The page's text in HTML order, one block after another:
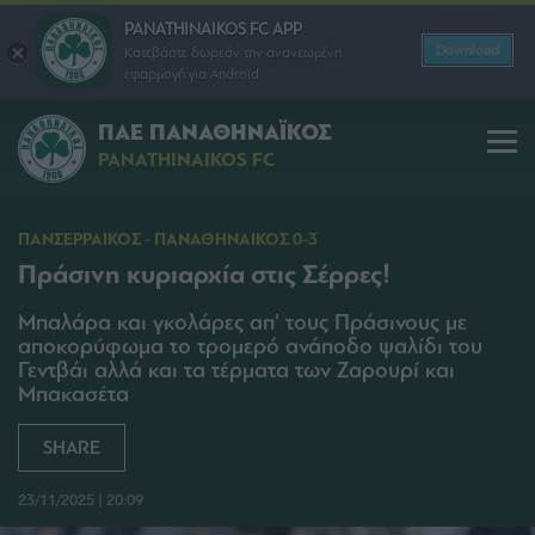
PANATHINAIKOS FC APP
Κατεβάστε δωρεάν την ανανεωμένη
εφαρμογή για Android
Download
ΠΑΕ ΠΑΝΑΘΗΝΑΪΚΟΣ
PANATHINAIKOS FC
ΠΑΝΣΕΡΡΑΙΚΟΣ - ΠΑΝΑΘΗΝΑΙΚΟΣ 0-3
Πράσινη κυριαρχία στις Σέρρες!
Μπαλάρα και γκολάρες απ' τους Πράσινους με
αποκορύφωμα το τρομερό ανάποδο ψαλίδι του
Γεντβάι αλλά και τα τέρματα των Ζαρουρί και
Μπακασέτα
SHARE
23/11/2025 | 20:09